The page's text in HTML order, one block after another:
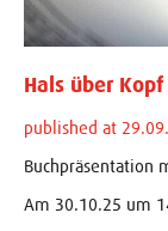
Hals über
published at
Buchpräsentation
Am 30.10.25 um